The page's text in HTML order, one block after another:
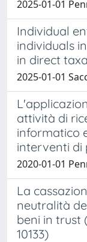
2025-01-01
Individual
individuals
in direct
2025-01-01
attività di
informatico
interventi di
2020-01-01
La
neutralità
beni in trust
10133)